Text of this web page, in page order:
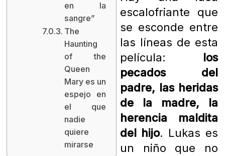
en la
sangre”
The
Haunting
of the
Queen
Mary es un
espejo en
el que
nadie
quiere
mirarse
escalofriante que
se esconde entre
las líneas de esta
película:
los
pecados del
padre, las heridas
de la madre, la
herencia maldita
del hijo. Lukas es
un niño que no